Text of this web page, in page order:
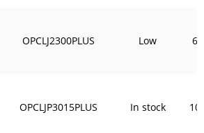
OPCLJ2300PLUS Low
OPCLJP3015PLUS In stock